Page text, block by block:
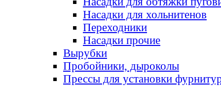
Насадки для хольнитенов
Переходники
Насадки прочие
Вырубки
Пробойники, дыроколы
Прессы для установки